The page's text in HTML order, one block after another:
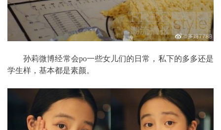
孙莉微博经常会po一些女儿们的日常，私下的多多还是
学生样，基本都是素颜。